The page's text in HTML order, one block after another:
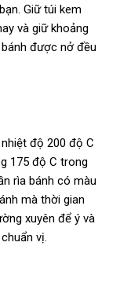
Giữ túi kem
và giữ khoảng
được nở đều
độ 200 độ C
175 độ C trong
rìa bánh có màu
mà thời gian
xuyên để ý và
vị.